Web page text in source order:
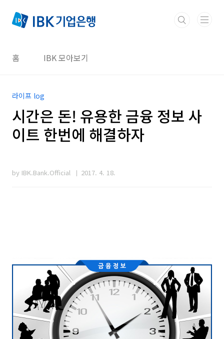
홈 IBK 모아보기
라이프 log
시간은 돈! 유용한 금융 정보 사
이트 한번에 해결하자
by IBK.Bank.Official 2017. 4. 18.